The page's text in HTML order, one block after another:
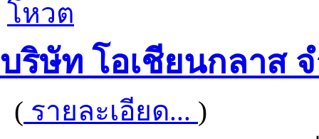
โหวต
บริษัท โอเชียนกลาส
( รายละเอียด... )